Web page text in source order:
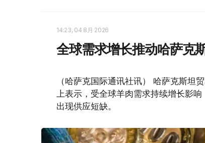
14:23, 04 8月 2026
全球需求增长推动哈萨克
（哈萨克国际通讯社讯） 哈萨克斯坦
上表示，受全球羊肉需求持续增长影
出现供应短缺。